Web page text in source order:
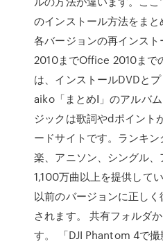
のインストール方法をま
各バージョンの再インス
2010までOffice 2010まで
は、インストールDVDと
aiko「まとめⅠ」のアルバ
ジックは歌詞やdポイント
ードサイトです。ランキ
楽、アニソン、シングル
1,100万曲以上を提供して
以前のバージョンに正し
されます。 共有フォルダ
す。 「DJI Phantom 4で